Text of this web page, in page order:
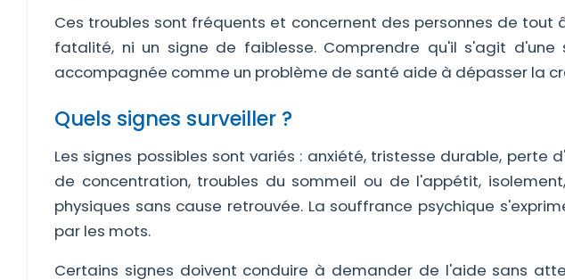
Ces troubles sont fréquents et concernent des personnes de tout
fatalité, ni un signe de faiblesse. Comprendre qu'il s'agit
accompagnée comme un problème de santé aide à dépasser la
Quels signes surveiller ?
Les signes possibles sont variés : anxiété, tristesse durable, perte
de concentration, troubles du sommeil ou de l'appétit,
physiques sans cause retrouvée. La souffrance psychique
par les mots.
Certains signes doivent conduire à demander de l'aide sans